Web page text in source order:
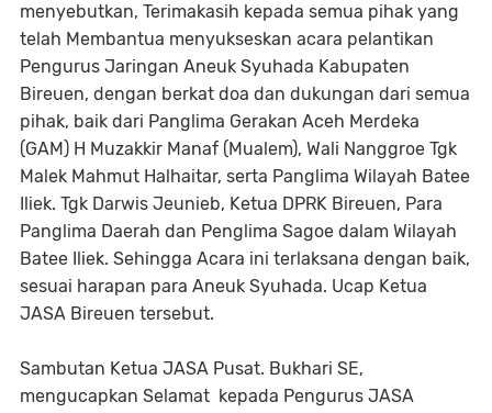
menyebutkan, Terimakasih kepada semua pihak yang
telah Membantua menyukseskan acara pelantikan
Pengurus Jaringan Aneuk Syuhada Kabupaten
Bireuen, dengan berkat doa dan dukungan dari semua
pihak, baik dari Panglima Gerakan Aceh Merdeka
(GAM) H Muzakkir Manaf (Mualem), Wali Nanggroe Tgk
Malek Mahmut Halhaitar, serta Panglima Wilayah Batee
Iliek. Tgk Darwis Jeunieb, Ketua DPRK Bireuen, Para
Panglima Daerah dan Penglima Sagoe dalam Wilayah
Batee Iliek. Sehingga Acara ini terlaksana dengan baik,
sesuai harapan para Aneuk Syuhada. Ucap Ketua
JASA Bireuen tersebut.
Sambutan Ketua JASA Pusat. Bukhari SE,
mengucapkan Selamat kepada Pengurus JASA